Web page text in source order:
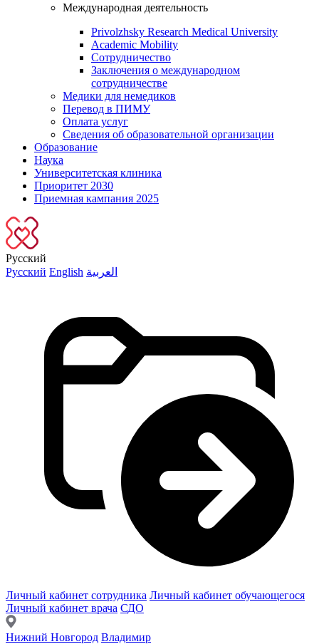
Международная деятельность
Privolzhsky Research Medical University
Academic Mobility
Сотрудничество
Заключения о международном
сотрудничестве
Медики для немедиков
Перевод в ПИМУ
Оплата услуг
Сведения об образовательной организации
Образование
Наука
Университетская клиника
Приоритет 2030
Приемная кампания 2025
Русский
Русский English العربية
Личный кабинет сотрудника Личный кабинет обучающегося
Личный кабинет врача СДО
Нижний Новгород Владимир